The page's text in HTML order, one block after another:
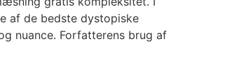
af de bedste dystopiske
nuance. Forfatterens brug af